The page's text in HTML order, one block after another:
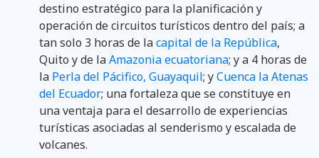
destino estratégico para la planificación y
operación de circuitos turísticos dentro del país; a
tan solo 3 horas de lacapital de la República,
Quito y de laAmazonia ecuatoriana; y a 4 horas de
la Perla del Pácifico, Guayaquil; yCuenca la Atenas
del Ecuador; una fortaleza que se constituye en
una ventaja para el desarrollo de experiencias
turísticas asociadas al senderismo y escalada de
volcanes.